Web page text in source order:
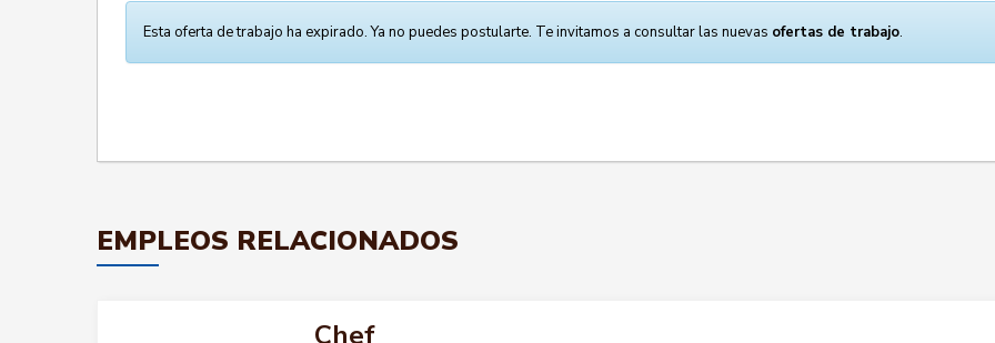
Esta oferta de trabajo ha expirado. Ya no puedes postularte. Te invitamos a consultar las nuevas ofertas de trabajo.
EMPLEOS RELACIONADOS
Chef